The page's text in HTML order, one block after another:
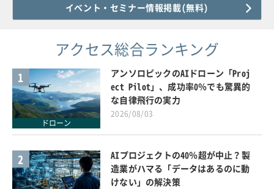
イベント・セミナー情報掲載(無料)
アクセス総合ランキング
1
ドローン
アンソロピックのAIドローン「Proj
ect Pilot」、成功率0％でも驚異的
な自律飛行の実力
2026/08/03
2
AIプロジェクトの40％超が中止？製
造業がハマる「データはあるのに動
けない」の解決策